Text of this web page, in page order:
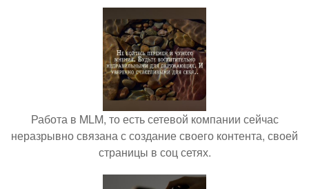
Работа в MLM, то есть сетевой компании сейчас
неразрывно связана с создание своего контента, своей
страницы в соц сетях.